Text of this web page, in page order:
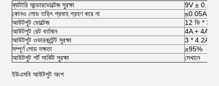
ব্যাটারি আন্ডারভোল্টেজ সুরক্ষা
9V ± 0.5V
কোনও লোড তড়িৎ প্রবাহ গ্রহণ করে না
≤0.05A
আউটপুট ভোল্টেজ
12 ভি * 3
আউটপুট রেট বর্তমান
4A + 4A +
আউটপুট ওভারকন্টেন্ট সুরক্ষা
3 * 4.2A ±
সম্পূর্ণ লোড দক্ষতা
≥95%
আউটপুট শর্ট সার্কিট সুরক্ষা
সেখানে
ইউএসবি আউটপুট অংশ